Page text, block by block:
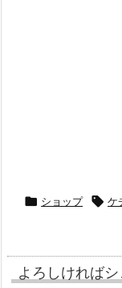
 ショップ  ケ
よろしければ